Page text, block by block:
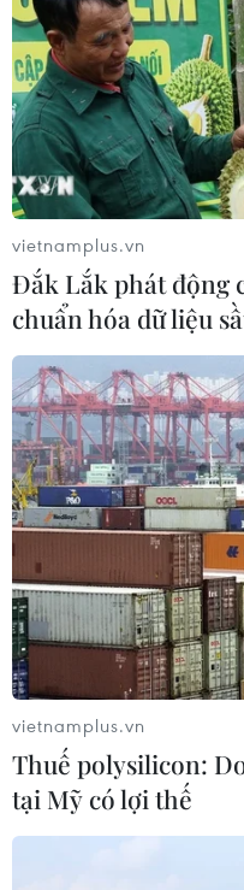
Dàn sao Việt
rực rỡ sắc màu
07/09/2017 02:42
Những bộ cánh rực rỡ
Việt đã “thổi bừng” sức
style trong những ngày
Cận cảnh phương
lông mày của
08/09/2017 07:13
Trước khi có những
hay phun thêu tán bột,
làm đẹp rất thịnh hành
vietnamplus.vn
Đắk Lắk phát động
chuẩn hóa dữ liệu
vietnamplus.vn
Thuế polysilicon:
tại Mỹ có lợi thế